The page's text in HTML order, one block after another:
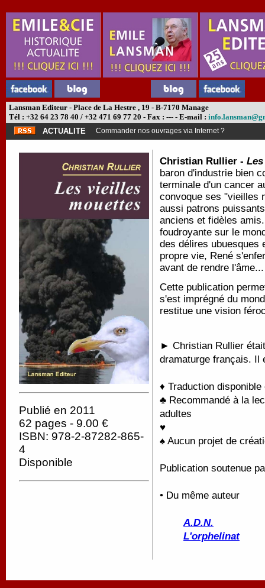
Lansman Editeur - Place de La Hestre , 19 - B-7170 Manage
Tél : +32 64 23 78 40 / +32 471 69 77 20 - Fax : --- - E-mail :
ACTUALITE
Commander nos ouvrages via Internet ?
Publié en 2011
62 pages - 9.00 €
ISBN: 978-2-87282-865-
4
Disponible
Christian Rullier -
baron d'industrie bien
terminale d'un cancer
convoque ses "vieilles
aussi patrons
anciens et fidèles
foudroyante sur le
des délires ubuesques
propre vie, René
avant de rendre
Cette publication
s'est imprégné du
restitue une vision
► Christian Rullier
dramaturge français. Il
♦ Traduction
♣ Recommandé à la
adultes
♥
♠ Aucun projet de
Publication soutenue
• Du même auteur
A.D.N.
L'orphelinat